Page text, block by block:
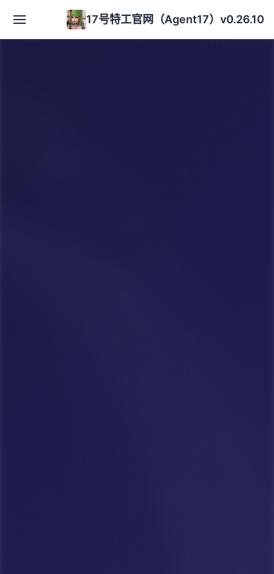
17号特工官网（Agent17）v0.26.10